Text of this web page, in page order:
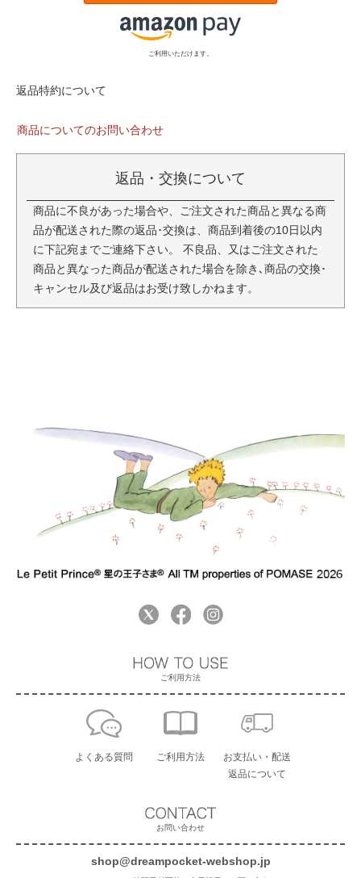
ご利用いただけます。
返品特約について
商品についてのお問い合わせ
返品・交換について
商品に不良があった場合や、ご注文された商品と異なる商
品が配送された際の返品･交換は、商品到着後の10日以内
に下記宛までご連絡下さい。 不良品、又はご注文された
商品と異なった商品が配送された場合を除き､商品の交換･
キャンセル及び返品はお受け致しかねます。
お問い合わせ
shop@dreampocket-webshop.jp
ご利用方法
よくある質問 ご利用方法
お支払い・配送
返品について